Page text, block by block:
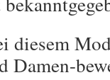
Damen-